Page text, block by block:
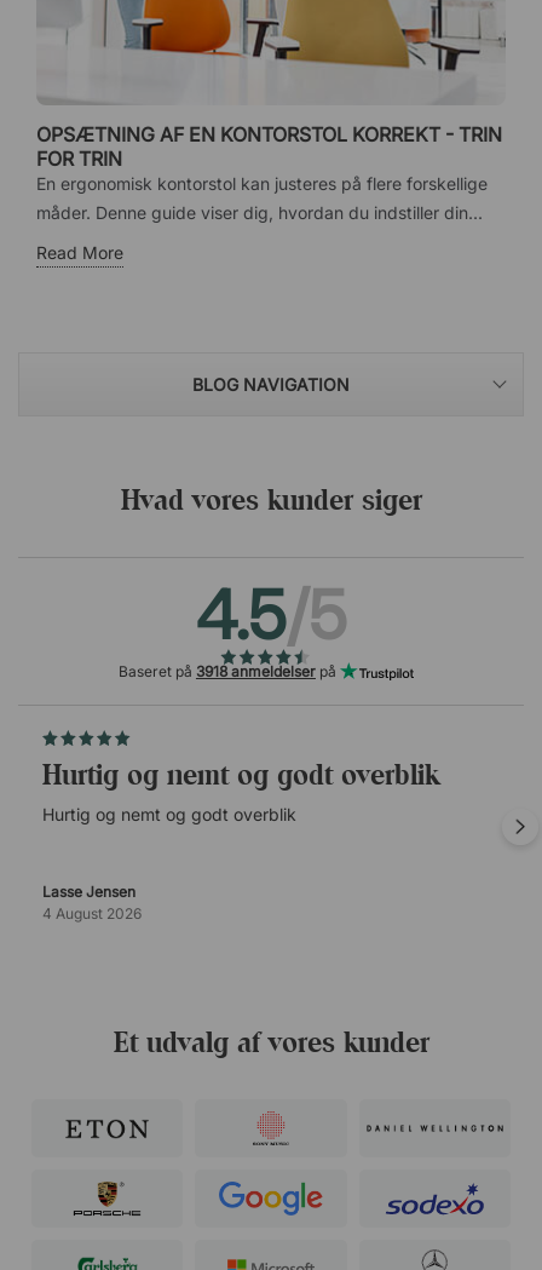
OPSÆTNING AF EN KONTORSTOL KORREKT - TRIN
FOR TRIN
En ergonomisk kontorstol kan justeres på flere forskellige
måder. Denne guide viser dig, hvordan du indstiller din...
Read More
BLOG NAVIGATION
Hvad vores kunder siger
4.5/5
Baseret på 3918 anmeldelserpå
Hurtig og nemt og godt overblik
Hurtig og nemt og godt overblik
Lasse Jensen
4 August 2026
Et udvalg af vores kunder